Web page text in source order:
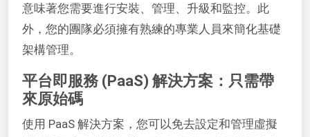
意味著您需要進行安裝、管理、升級和監控。此
外，您的團隊必須擁有熟練的專業人員來簡化基礎
架構管理。
平台即服務 (PaaS) 解決方案：只需帶
來原始碼
使用 PaaS 解決方案，您可以免去設定和管理虛擬